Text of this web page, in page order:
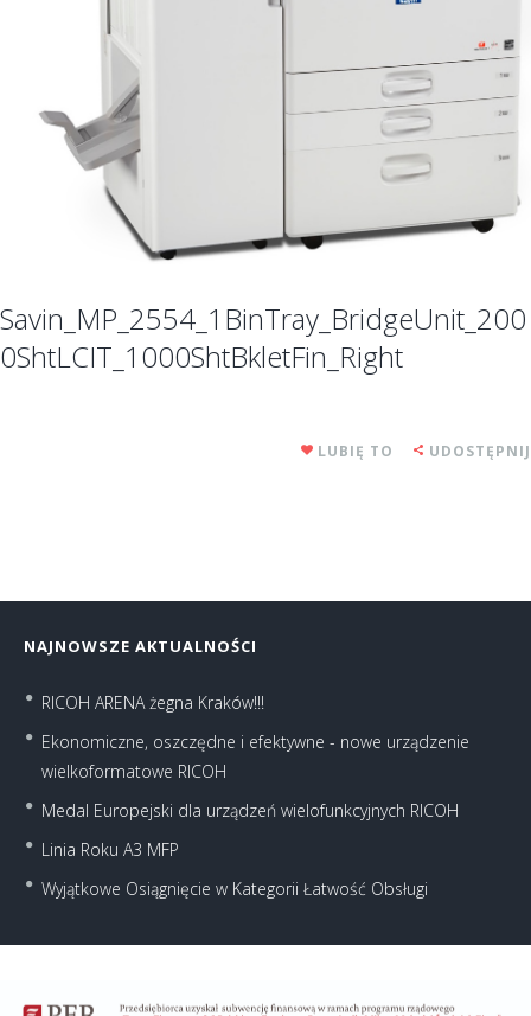
Savin_MP_2554_1BinTray_BridgeUnit_200
0ShtLCIT_1000ShtBkletFin_Right
LUBIĘ TO UDOSTĘPNIJ
NAJNOWSZE AKTUALNOŚCI
RICOH ARENA żegna Kraków!!!
Ekonomiczne, oszczędne i efektywne - nowe urządzenie
wielkoformatowe RICOH
Medal Europejski dla urządzeń wielofunkcyjnych RICOH
Linia Roku A3 MFP
Wyjątkowe Osiągnięcie w Kategorii Łatwość Obsługi